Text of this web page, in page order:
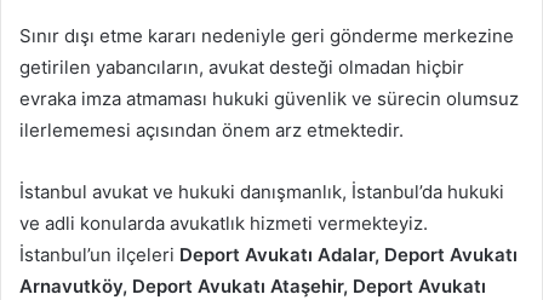
Sınır dışı etme kararı nedeniyle geri gönderme merkezine
getirilen yabancıların, avukat desteği olmadan hiçbir
evraka imza atmaması hukuki güvenlik ve sürecin olumsuz
ilerlememesi açısından önem arz etmektedir.
İstanbul avukat ve hukuki danışmanlık, İstanbul’da hukuki
ve adli konularda avukatlık hizmeti vermekteyiz.
İstanbul’un ilçeleri Deport Avukatı Adalar, Deport Avukatı
Arnavutköy, Deport Avukatı Ataşehir, Deport Avukatı